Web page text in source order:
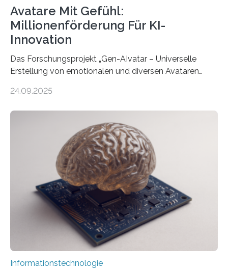
Avatare Mit Gefühl:
Millionenförderung Für KI-
Innovation
Das Forschungsprojekt „Gen-AIvatar – Universelle
Erstellung von emotionalen und diversen Avataren
Förderung in Höhe von rund 2 Millionen Euro. Dabei
der Universität Bonn und der TH Köln gemeinsam mit
der MindPort GmbH eine neuartige, KI-gestützte
Lösung zur Erzeugung von Emotionen für realistische
Avatare. Gen-AIvatar entwickelt innovative und
kosteneffiziente Methoden, um lebensechte Avatare zu
erstellen. „Besonders wichtig ist uns eine ganzheitliche
Animation, bei der Stimme, Körperbewegung, Gestik
und Mimik im Einklang sind…
24.09.2025
Informationstechnologie